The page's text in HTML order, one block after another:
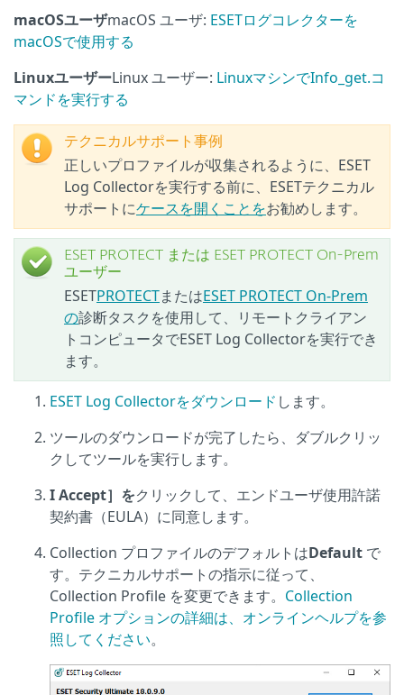
macOSユーザmacOS ユーザ: ESETログコレクターを
macOSで使用する
LinuxユーザーLinux ユーザー: LinuxマシンでInfo_get.コ
マンドを実行する
テクニカルサポート事例
正しいプロファイルが収集されるように、ESET
Log Collectorを実行する前に、ESETテクニカル
サポートにケースを開くことをお勧めします。
ESET PROTECT または ESET PROTECT On-Prem
ユーザー
ESETPROTECTまたはESET PROTECT On-Prem
の診断タスクを使用して、リモートクライアン
トコンピュータでESET Log Collectorを実行でき
ます。
ESET Log Collectorをダウンロード します。
ツールのダウンロードが完了したら、ダブルクリッ
クしてツールを実行します。
I Accept］をクリックして、エンドユーザ使用許諾
契約書（EULA）に同意します。
Collection プロファイルのデフォルトはDefault で
す。テクニカルサポートの指示に従って、
Collection Profile を変更できます。 Collection
Profile オプションの詳細は、オンラインヘルプを参
照してください。